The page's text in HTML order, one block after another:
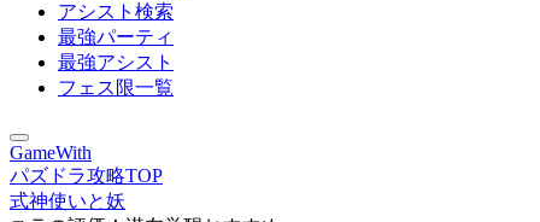
アシスト検索
最強パーティ
最強アシスト
フェス限一覧
GameWith
パズドラ攻略TOP
式神使いと妖